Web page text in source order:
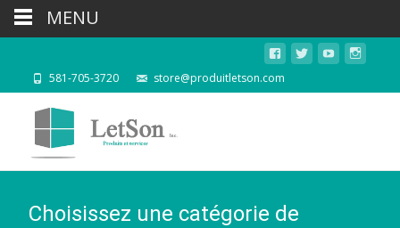
581-705-3720 store@produitletson.com
Choisissez une catégorie de
MENU